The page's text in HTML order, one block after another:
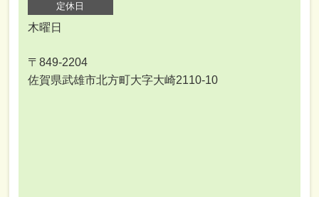
定休日
木曜日
〒849-2204
佐賀県武雄市北方町大字大崎2110-10